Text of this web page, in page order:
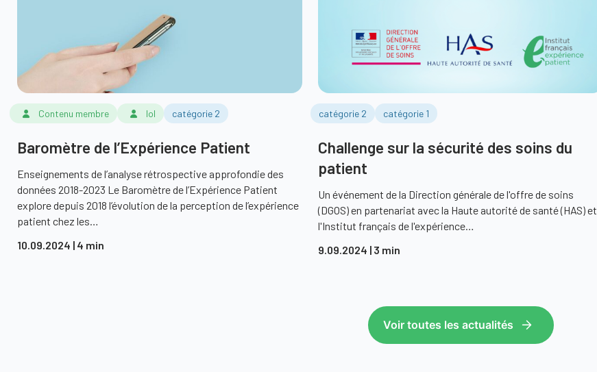
Date limite de candidature fixée au 1ᵉʳ mars 2024
Contenu membre lol catégorie 2
Baromètre de l’Expérience Patient
Enseignements de l’analyse rétrospective approfondie des
données 2018-2023 Le Baromètre de l’Expérience Patient
explore depuis 2018 l’évolution de la perception de l’expérience
patient chez les…
10.09.2024 | 4 min
catégorie 2 catégorie 1
Challenge sur la sécurité des soins du
patient
Un événement de la Direction générale de l'offre de soins
(DGOS) en partenariat avec la Haute autorité de santé (HAS) et
l'Institut français de l'expérience…
9.09.2024 | 3 min
Voir toutes les actualités